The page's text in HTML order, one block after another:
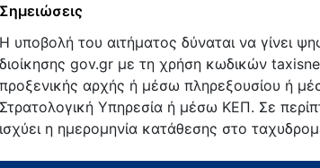
Σημειώσεις
Η υποβολή του αιτήματος δύναται να γίνει
διοίκησης gov.gr με τη χρήση κωδικών
προξενικής αρχής ή μέσω πληρεξουσίου ή
Στρατολογική Υπηρεσία ή μέσω ΚΕΠ. Σε
ισχύει η ημερομηνία κατάθεσης στο